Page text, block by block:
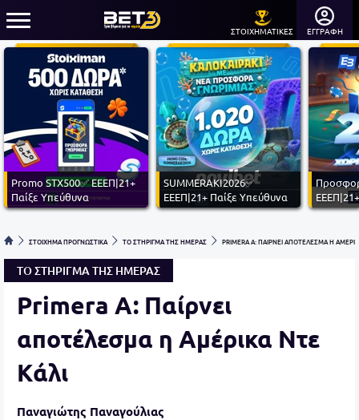
ΣΤΟΙΧΗΜΑΤΙΚΕΣ ΕΓΓΡΑΦΗ
Promo STX500✅ ΕΕΕΠ|21+
Παίξε Υπεύθυνα
SUMMERAKI2026✅
ΕΕΕΠ|21+ Παίξε Υπεύθυνα
ΣΤΟΙΧΗΜΑ ΠΡΟΓΝΩΣΤΙΚΑ ΤΟ ΣΤΗΡΙΓΜΑ ΤΗΣ ΗΜΕΡΑΣ PRIMERA A: ΠΑΙΡΝΕΙ ΑΠΟΤΕΛΕΣΜΑ Η
ΤΟ ΣΤΗΡΙΓΜΑ ΤΗΣ ΗΜΕΡΑΣ
Primera A: Παίρνει
αποτέλεσμα η Αμέρικα Ντε
Κάλι
Παναγιώτης Παναγούλιας